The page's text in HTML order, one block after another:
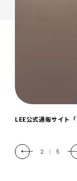
「LEE DAYS」本物
2 | 5